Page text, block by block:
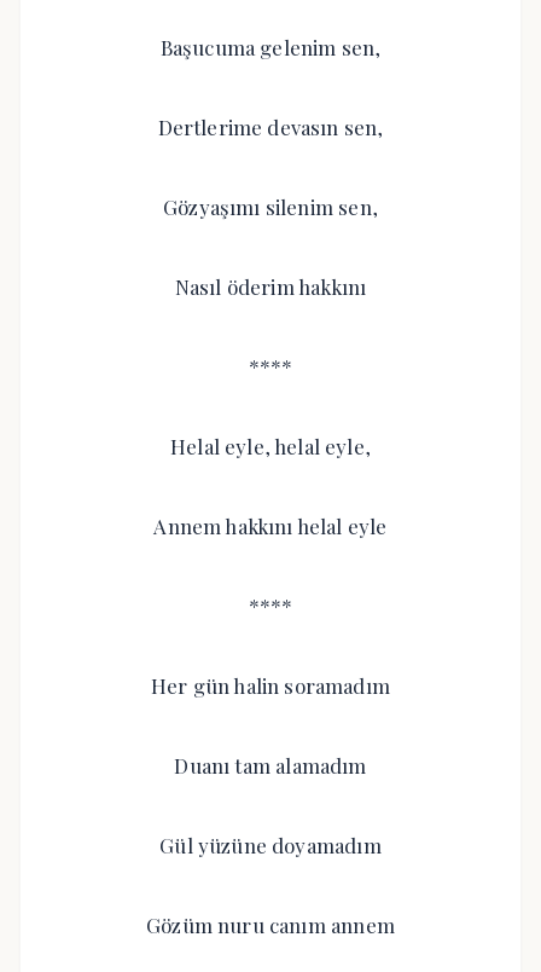
Başucuma gelenim sen,
Dertlerime devasın sen,
Gözyaşımı silenim sen,
Nasıl öderim hakkını
****
Helal eyle, helal eyle,
Annem hakkını helal eyle
****
Her gün halin soramadım
Duanı tam alamadım
Gül yüzüne doyamadım
Gözüm nuru canım annem